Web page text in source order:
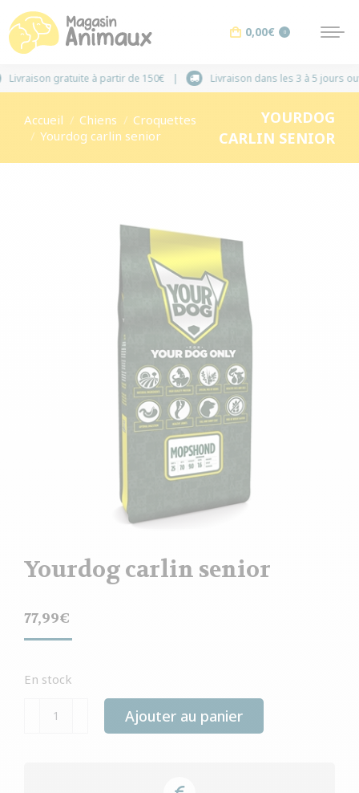
0,00€ 0
Livraison gratuite à partir de 150€ Livraison dans
Vous êtes ici :
Accueil Chiens
Croquettes
Yourdog carlin senior
YOURDOG
CARLIN SENIOR
Yourdog carlin senior
77,99€
En stock
quantité
Ajouter au panier